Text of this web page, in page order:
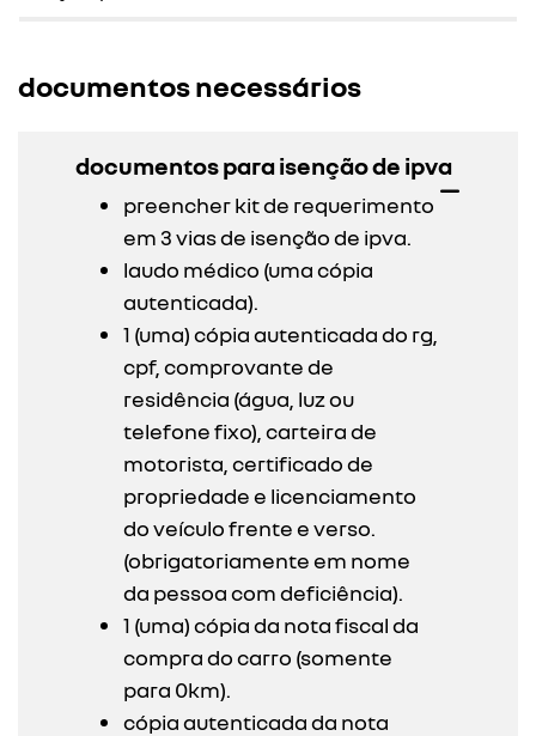
documentos necessários
documentos para isenção de ipva
preencher kit de requerimento
em 3 vias de isenção de ipva.
laudo médico (uma cópia
autenticada).
1 (uma) cópia autenticada do rg,
cpf, comprovante de
residência (água, luz ou
telefone fixo), carteira de
motorista, certificado de
propriedade e licenciamento
do veículo frente e verso.
(obrigatoriamente em nome
da pessoa com deficiência).
1 (uma) cópia da nota fiscal da
compra do carro (somente
para 0km).
cópia autenticada da nota